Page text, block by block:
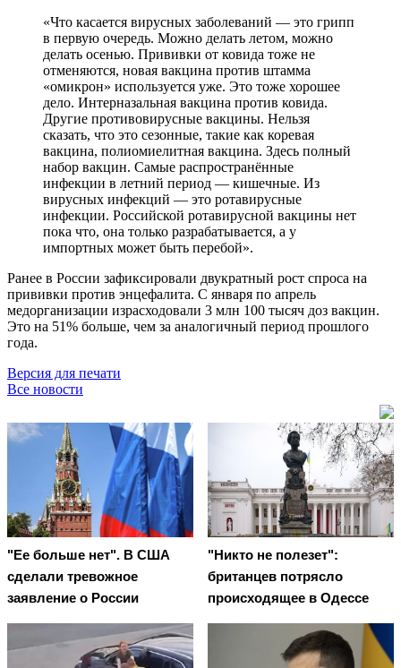
«Что касается вирусных заболеваний — это грипп
в первую очередь. Можно делать летом, можно
делать осенью. Прививки от ковида тоже не
отменяются, новая вакцина против штамма
«омикрон» используется уже. Это тоже хорошее
дело. Интерназальная вакцина против ковида.
Другие противовирусные вакцины. Нельзя
сказать, что это сезонные, такие как коревая
вакцина, полиомиелитная вакцина. Здесь полный
набор вакцин. Самые распространённые
инфекции в летний период — кишечные. Из
вирусных инфекций — это ротавирусные
инфекции. Российской ротавирусной вакцины нет
пока что, она только разрабатывается, а у
импортных может быть перебой».
Ранее в России зафиксировали двукратный рост спроса на
прививки против энцефалита. С января по апрель
медорганизации израсходовали 3 млн 100 тысяч доз вакцин.
Это на 51% больше, чем за аналогичный период прошлого
года.
Версия для печати
Все новости
"Ее больше нет". В США
сделали тревожное
заявление о России
"Никто не полезет":
британцев потрясло
происходящее в Одессе